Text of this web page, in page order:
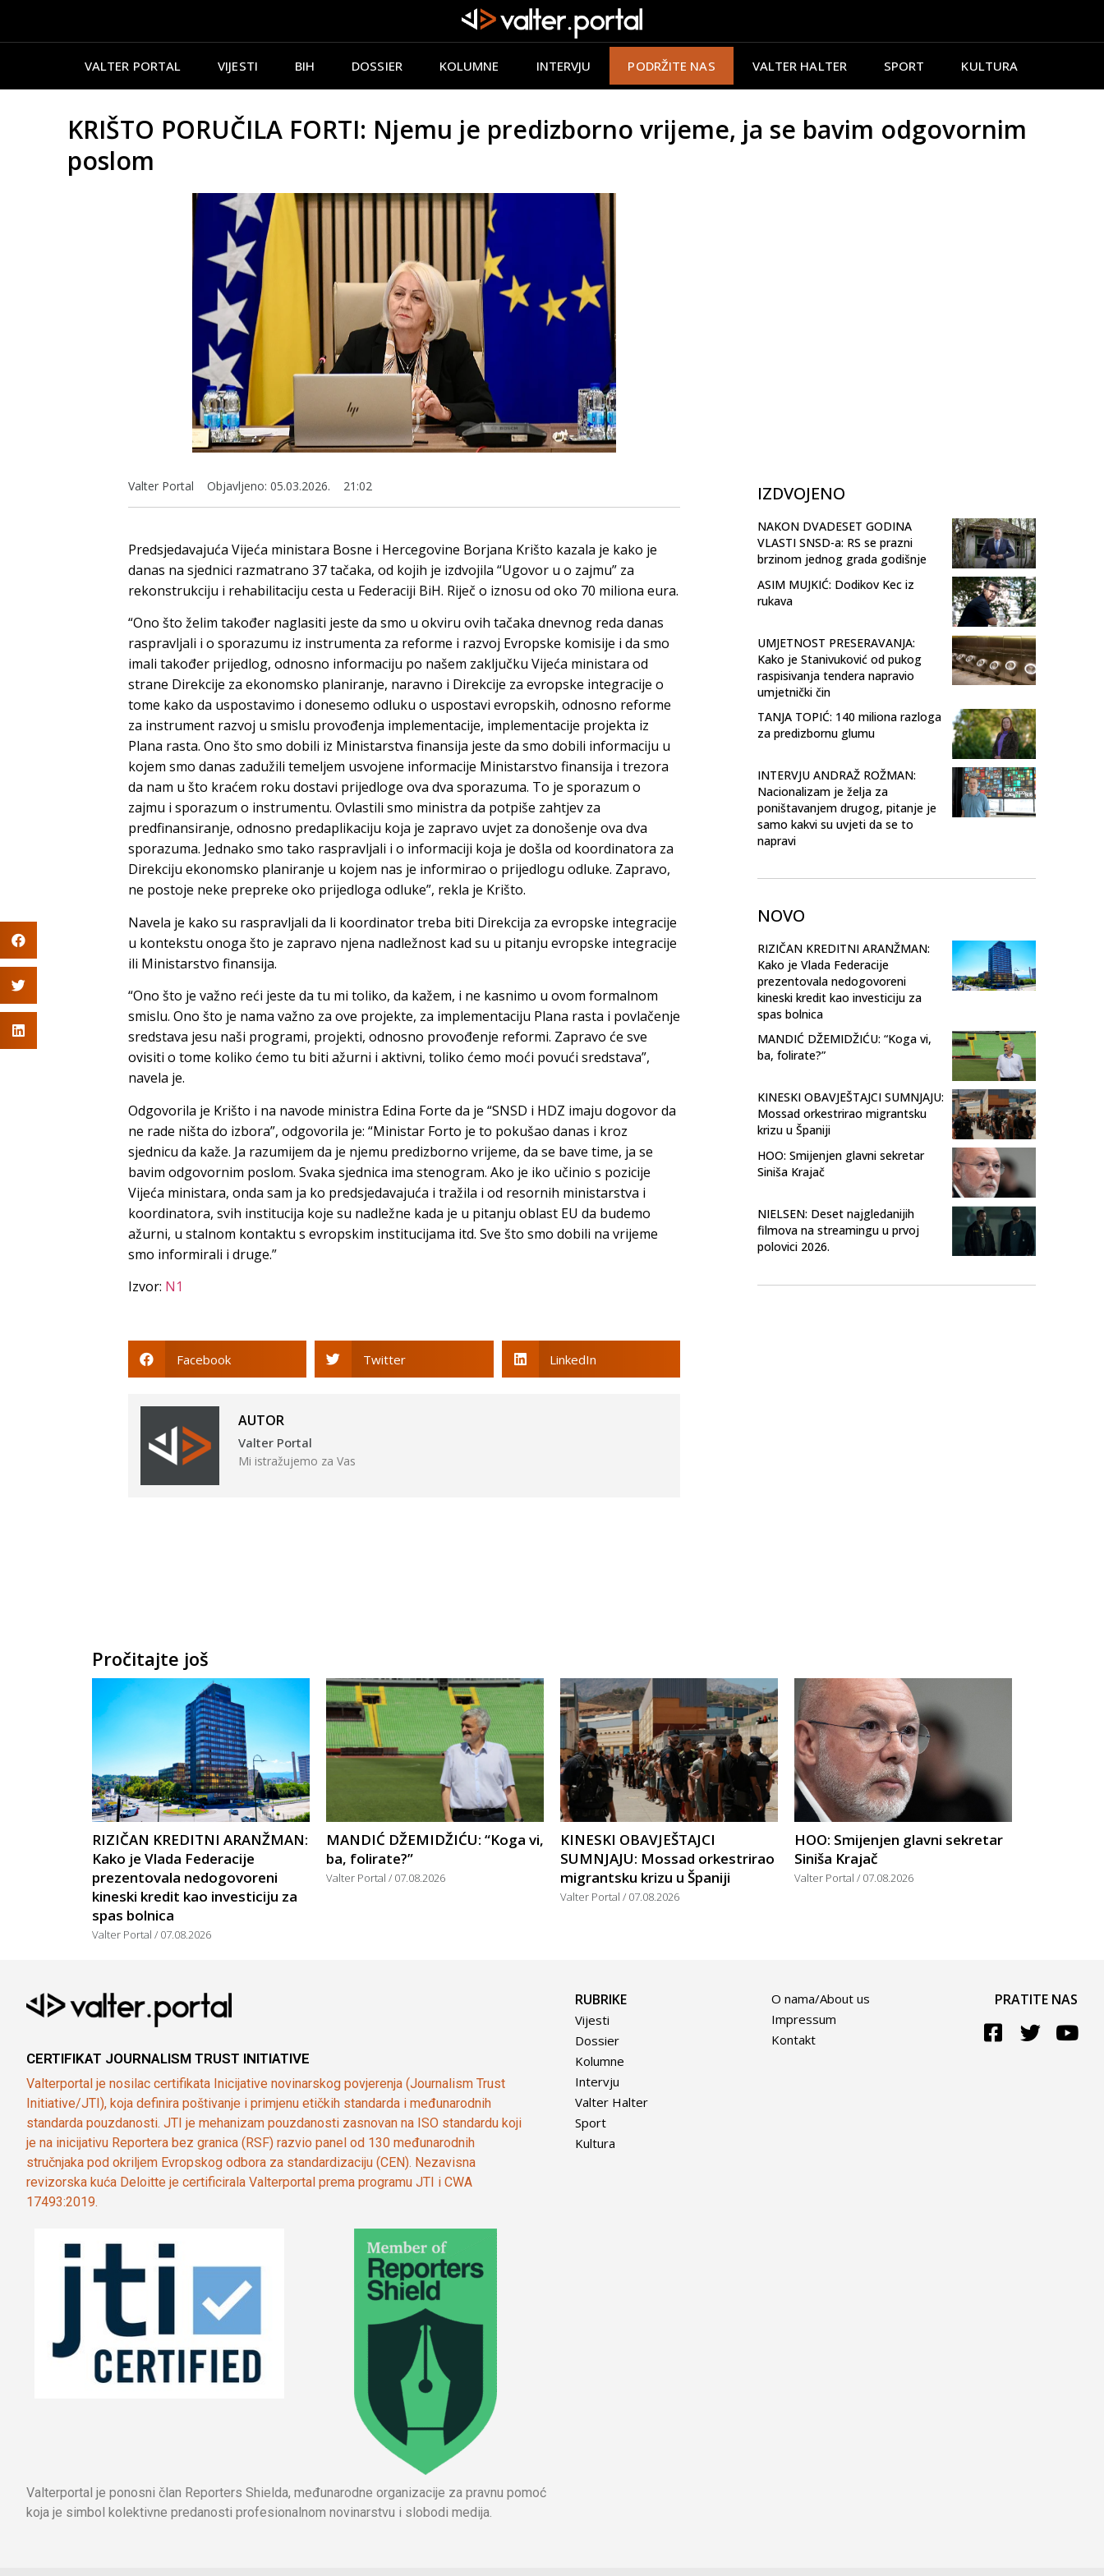
VALTER PORTAL VIJESTI BIH DOSSIER KOLUMNE INTERVJU PODRŽITE NAS VALTER HALTER SPORT KULTURA
KRIŠTO PORUČILA FORTI: Njemu je predizborno vrijeme, ja se bavim odgovornim
poslom
Valter Portal Objavljeno: 05.03.2026. 21:02
Predsjedavajuća Vijeća ministara Bosne i Hercegovine Borjana Krišto kazala je kako je
danas na sjednici razmatrano 37 tačaka, od kojih je izdvojila “Ugovor u o zajmu” za
rekonstrukciju i rehabilitaciju cesta u Federaciji BiH. Riječ o iznosu od oko 70 miliona eura.
“Ono što želim također naglasiti jeste da smo u okviru ovih tačaka dnevnog reda danas
raspravljali i o sporazumu iz instrumenta za reforme i razvoj Evropske komisije i da smo
imali također prijedlog, odnosno informaciju po našem zaključku Vijeća ministara od
strane Direkcije za ekonomsko planiranje, naravno i Direkcije za evropske integracije o
tome kako da uspostavimo i donesemo odluku o uspostavi evropskih, odnosno reforme
za instrument razvoj u smislu provođenja implementacije, implementacije projekta iz
Plana rasta. Ono što smo dobili iz Ministarstva finansija jeste da smo dobili informaciju u
kojem smo danas zadužili temeljem usvojene informacije Ministarstvo finansija i trezora
da nam u što kraćem roku dostavi prijedloge ova dva sporazuma. To je sporazum o
zajmu i sporazum o instrumentu. Ovlastili smo ministra da potpiše zahtjev za
predfinansiranje, odnosno predaplikaciju koja je zapravo uvjet za donošenje ova dva
sporazuma. Jednako smo tako raspravljali i o informaciji koja je došla od koordinatora za
Direkciju ekonomsko planiranje u kojem nas je informirao o prijedlogu odluke. Zapravo,
ne postoje neke prepreke oko prijedloga odluke”, rekla je Krišto.
Navela je kako su raspravljali da li koordinator treba biti Direkcija za evropske integracije
u kontekstu onoga što je zapravo njena nadležnost kad su u pitanju evropske integracije
ili Ministarstvo finansija.
“Ono što je važno reći jeste da tu mi toliko, da kažem, i ne kasnimo u ovom formalnom
smislu. Ono što je nama važno za ove projekte, za implementaciju Plana rasta i povlačenje
sredstava jesu naši programi, projekti, odnosno provođenje reformi. Zapravo će sve
ovisiti o tome koliko ćemo tu biti ažurni i aktivni, toliko ćemo moći povući sredstava”,
navela je.
Odgovorila je Krišto i na navode ministra Edina Forte da je “SNSD i HDZ imaju dogovor da
ne rade ništa do izbora”, odgovorila je: “Ministar Forto je to pokušao danas i kroz
sjednicu da kaže. Ja razumijem da je njemu predizborno vrijeme, da se bave time, ja se
bavim odgovornim poslom. Svaka sjednica ima stenogram. Ako je iko učinio s pozicije
Vijeća ministara, onda sam ja ko predsjedavajuća i tražila i od resornih ministarstva i
koordinatora, svih institucija koje su nadležne kada je u pitanju oblast EU da budemo
ažurni, u stalnom kontaktu s evropskim institucijama itd. Sve što smo dobili na vrijeme
smo informirali i druge.”
Izvor: N1
Facebook Twitter LinkedIn
AUTOR
Valter Portal
Mi istražujemo za Vas
IZDVOJENO
NAKON DVADESET GODINA
VLASTI SNSD-a: RS se prazni
brzinom jednog grada godišnje
ASIM MUJKIĆ: Dodikov Kec iz
rukava
UMJETNOST PRESERAVANJA:
Kako je Stanivuković od pukog
raspisivanja tendera napravio
umjetnički čin
TANJA TOPIĆ: 140 miliona razloga
za predizbornu glumu
INTERVJU ANDRAŽ ROŽMAN:
Nacionalizam je želja za
poništavanjem drugog, pitanje je
samo kakvi su uvjeti da se to
napravi
NOVO
RIZIČAN KREDITNI ARANŽMAN:
Kako je Vlada Federacije
prezentovala nedogovoreni
kineski kredit kao investiciju za
spas bolnica
MANDIĆ DŽEMIDŽIĆU: “Koga vi,
ba, folirate?”
KINESKI OBAVJEŠTAJCI SUMNJAJU:
Mossad orkestrirao migrantsku
krizu u Španiji
HOO: Smijenjen glavni sekretar
Siniša Krajač
NIELSEN: Deset najgledanijih
filmova na streamingu u prvoj
polovici 2026.
Pročitajte još
RIZIČAN KREDITNI ARANŽMAN:
Kako je Vlada Federacije
prezentovala nedogovoreni
kineski kredit kao investiciju za
spas bolnica
Valter Portal 07.08.2026
MANDIĆ DŽEMIDŽIĆU: “Koga vi,
ba, folirate?”
Valter Portal 07.08.2026
KINESKI OBAVJEŠTAJCI
SUMNJAJU: Mossad orkestrirao
migrantsku krizu u Španiji
Valter Portal 07.08.2026
HOO: Smijenjen glavni sekretar
Siniša Krajač
Valter Portal 07.08.2026
CERTIFIKAT JOURNALISM TRUST INITIATIVE
Valterportal je nosilac certifikata Inicijative novinarskog povjerenja (Journalism Trust
Initiative/JTI), koja definira poštivanje i primjenu etičkih standarda i međunarodnih
standarda pouzdanosti. JTI je mehanizam pouzdanosti zasnovan na ISO standardu koji
je na inicijativu Reportera bez granica (RSF) razvio panel od 130 međunarodnih
stručnjaka pod okriljem Evropskog odbora za standardizaciju (CEN). Nezavisna
revizorska kuća Deloitte je certificirala Valterportal prema programu JTI i CWA
17493:2019.
Valterportal je ponosni član Reporters Shielda, međunarodne organizacije za pravnu pomoć
koja je simbol kolektivne predanosti profesionalnom novinarstvu i slobodi medija.
RUBRIKE
Vijesti
Dossier
Kolumne
Intervju
Valter Halter
Sport
Kultura
O nama/About us
Impressum
Kontakt
PRATITE NAS